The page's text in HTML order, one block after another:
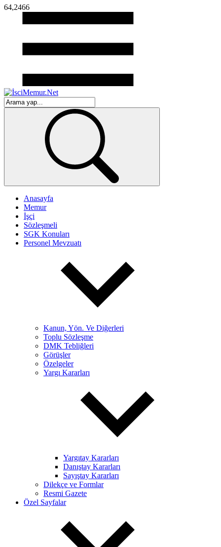
64,2466
Anasayfa
Memur
İşçi
Sözleşmeli
SGK Konuları
Personel Mevzuatı
Kanun, Yön. Ve Diğerleri
Toplu Sözleşme
DMK Tebliğleri
Görüşler
Özelgeler
Yargı Kararları
Yargıtay Kararları
Danıştay Kararları
Sayıştay Kararları
Dilekçe ve Formlar
Resmi Gazete
Özel Sayfalar